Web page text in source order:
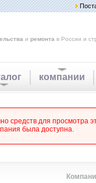
и ремонта в России и
компании
средств для просмотра
была доступна.